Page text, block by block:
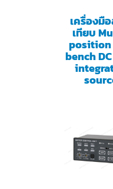
เครื่องมื
เทียบ
bench